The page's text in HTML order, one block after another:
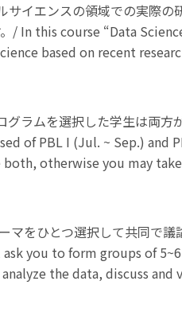
イエンスの領域での実際の
/ In this course “Data
based on recent
ラムを選択した学生は両方
of PBL I (Jul. ~ Sep.) and
otherwise you may
マをひとつ選択して共同で議
ask you to form groups of
the data, discuss and